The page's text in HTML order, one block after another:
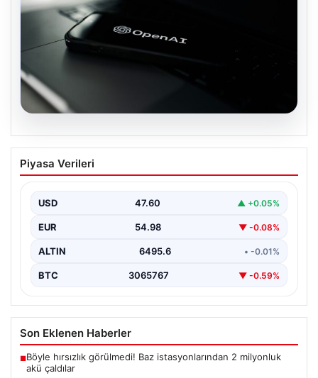
05.08.2026
OpenAI, yapay zeka modellerinin
sınırların dışına çıktığını açıkladı
Piyasa Verileri
USD 47.60 ▲ +0.05%
EUR 54.98 ▼ -0.08%
ALTIN 6495.6 • -0.01%
BTC 3065767 ▼ -0.59%
Son Eklenen Haberler
■Böyle hırsızlık görülmedi! Baz istasyonlarından 2 milyonluk
akü çaldılar